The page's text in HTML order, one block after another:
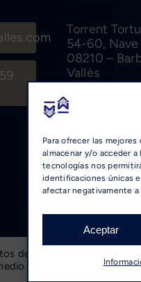
Para ofrecer las
almacenar y/o acceder
tecnologías nos
identificaciones únicas
afectar negativamente
Aceptar
Torrent
54-60, Nave
08210 –
Vallès
(Barcelona)
llegar
del Vallés
ambiente Trabaja